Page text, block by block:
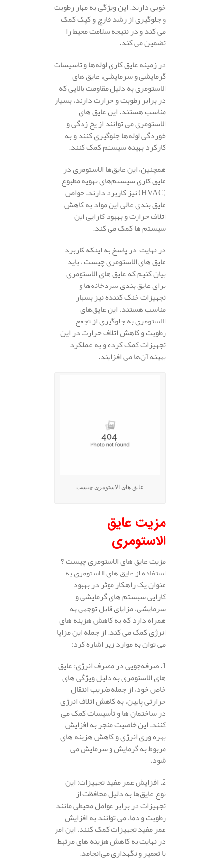
خوبی دارند. این ویژگی به مهار رطوبت
و جلوگیری از رشد قارچ و کپک کمک
می‌ کند و در نتیجه سلامت محیط را
تضمین می‌ کند.
در زمینه عایق‌ کاری لوله‌ها و تاسیسات
گرمایشی و سرمایشی، عایق‌ های
الاستومری به دلیل مقاومت بالایی که
در برابر رطوبت و حرارت دارند، بسیار
مناسب هستند. این عایق‌ های
الاستومری می‌ توانند از یخ‌ زدگی و
خوردگی لوله‌ها جلوگیری کنند و به
کارکرد بهینه سیستم کمک کنند.
همچنین، این عایق‌ها الاستومری در
عایق‌ کاری سیستم‌های تهویه مطبوع
(HVAC) نیز کاربرد دارند. خواص
عایق‌ بندی عالی این مواد به کاهش
اتلاف حرارت و بهبود کارایی این
سیستم‌ ها کمک می‌ کند.
در نهایت در پاسخ به اینکه کاربرد
عایق های الاستومری چیست ، باید
بیان کنیم که عایق‌ های الاستومری
برای عایق‌ بندی سردخانه‌ها و
تجهیزات خنک‌ کننده نیز بسیار
مناسب هستند. این عایق‌های
الاستومری به جلوگیری از تجمع
رطوبت و کاهش اتلاف حرارت در این
تجهیزات کمک کرده و به عملکرد
بهینه آن‌ها می‌ افزایند.
عایق های الاستومری چیست
مزیت عایق
الاستومری
مزیت عایق های الاستومری چیست ؟
استفاده از عایق‌ های الاستومری به
عنوان یک راهکار موثر در بهبود
کارایی سیستم‌ های گرمایشی و
سرمایشی، مزایای قابل توجهی به
همراه دارد که به کاهش هزینه‌ های
انرژی کمک می‌ کند. از جمله این مزایا
می‌ توان به موارد زیر اشاره کرد:
1. صرفه‌جویی در مصرف انرژی: عایق‌
های الاستومری به دلیل ویژگی‌ های
خاص خود، از جمله ضریب انتقال
حرارتی پایین، به کاهش اتلاف انرژی
در ساختمان‌ ها و تأسیسات کمک می‌
کنند. این خاصیت منجر به افزایش
بهره‌ وری انرژی و کاهش هزینه‌ های
مربوط به گرمایش و سرمایش می‌
شود.
2. افزایش عمر مفید تجهیزات: این
نوع عایق‌ها به دلیل محافظت از
تجهیزات در برابر عوامل محیطی مانند
رطوبت و دما، می‌ توانند به افزایش
عمر مفید تجهیزات کمک کنند. این امر
در نهایت به کاهش هزینه‌ های مرتبط
با تعمیر و نگهداری می‌انجامد.